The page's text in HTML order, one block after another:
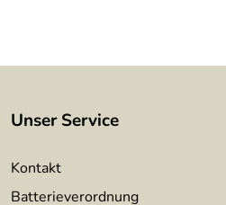
Unser Service
Kontakt
Batterieverordnung